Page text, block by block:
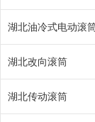
湖北油冷式电动滚
湖北改向滚筒
湖北传动滚筒